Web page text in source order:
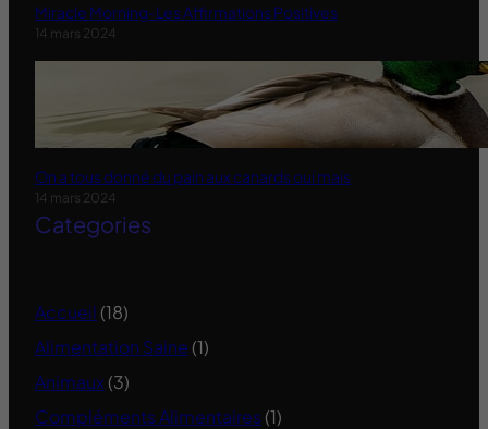
Miracle Morning-Les Affirmations Positives
14 mars 2024
On a tous donné du pain aux canards oui mais
14 mars 2024
Categories
Accueil (18)
Alimentation Saine (1)
Animaux (3)
Compléments Alimentaires (1)